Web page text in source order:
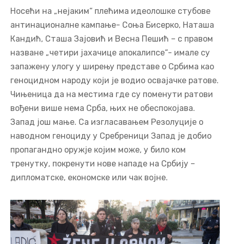
Носећи на „нејаким“ плећима идеолошке стубове
антинационалне кампање- Соња Бисерко, Наташа
Кандић, Сташа Зајовић и Весна Пешић – с правом
назване „четири јахачице апокалипсе“- имале су
запажену улогу у ширењу представе о Србима као
геноцидном народу који је водио освајачке ратове.
Чињеница да на местима где су поменути ратови
вођени више нема Срба, њих не обеспокојава.
Запад још мање. Са изгласавањем Резолуције о
наводном геноциду у Сребреници Запад је добио
пропагандно оружје којим може, у било ком
тренутку, покренути нове нападе на Србију –
дипломатске, економске или чак војне.